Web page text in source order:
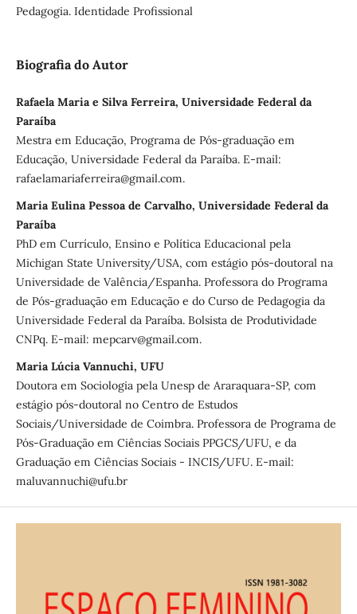
Pedagogia. Identidade Profissional
Biografia do Autor
Rafaela Maria e Silva Ferreira, Universidade Federal da
Paraíba
Mestra em Educação, Programa de Pós-graduação em
Educação, Universidade Federal da Paraíba. E-mail:
rafaelamariaferreira@gmail.com.
Maria Eulina Pessoa de Carvalho, Universidade Federal da
Paraíba
PhD em Currículo, Ensino e Política Educacional pela
Michigan State University/USA, com estágio pós-doutoral na
Universidade de Valência/Espanha. Professora do Programa
de Pós-graduação em Educação e do Curso de Pedagogia da
Universidade Federal da Paraíba. Bolsista de Produtividade
CNPq. E-mail: mepcarv@gmail.com.
Maria Lúcia Vannuchi, UFU
Doutora em Sociologia pela Unesp de Araraquara-SP, com
estágio pós-doutoral no Centro de Estudos
Sociais/Universidade de Coimbra. Professora de Programa de
Pós-Graduação em Ciências Sociais PPGCS/UFU, e da
Graduação em Ciências Sociais - INCIS/UFU. E-mail:
maluvannuchi@ufu.br